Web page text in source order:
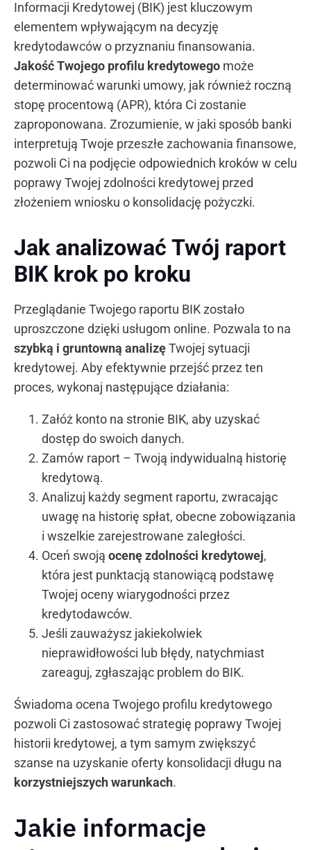
Informacji Kredytowej (BIK) jest kluczowym
elementem wpływającym na decyzję
kredytodawców o przyznaniu finansowania.
Jakość Twojego profilu kredytowego może
determinować warunki umowy, jak również roczną
stopę procentową (APR), która Ci zostanie
zaproponowana. Zrozumienie, w jaki sposób banki
interpretują Twoje przeszłe zachowania finansowe,
pozwoli Ci na podjęcie odpowiednich kroków w celu
poprawy Twojej zdolności kredytowej przed
złożeniem wniosku o konsolidację pożyczki.
Jak analizować Twój raport
BIK krok po kroku
Przeglądanie Twojego raportu BIK zostało
uproszczone dzięki usługom online. Pozwala to na
szybką i gruntowną analizęTwojej sytuacji
kredytowej. Aby efektywnie przejść przez ten
proces, wykonaj następujące działania:
Załóż konto na stronie BIK, aby uzyskać
dostęp do swoich danych.
Zamów raport – Twoją indywidualną historię
kredytową.
Analizuj każdy segment raportu, zwracając
uwagę na historię spłat, obecne zobowiązania
i wszelkie zarejestrowane zaległości.
Oceń swoją ocenę zdolności kredytowej,
która jest punktacją stanowiącą podstawę
Twojej oceny wiarygodności przez
kredytodawców.
Jeśli zauważysz jakiekolwiek
nieprawidłowości lub błędy, natychmiast
zareaguj, zgłaszając problem do BIK.
Świadoma ocena Twojego profilu kredytowego
pozwoli Ci zastosować strategię poprawy Twojej
historii kredytowej, a tym samym zwiększyć
szanse na uzyskanie oferty konsolidacji długu na
korzystniejszych warunkach.
Jakie informacje